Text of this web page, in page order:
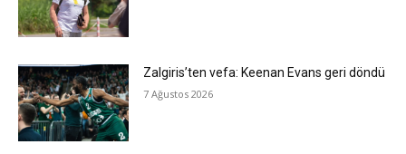
Zalgiris’ten vefa: Keenan Evans geri döndü
7 Ağustos 2026